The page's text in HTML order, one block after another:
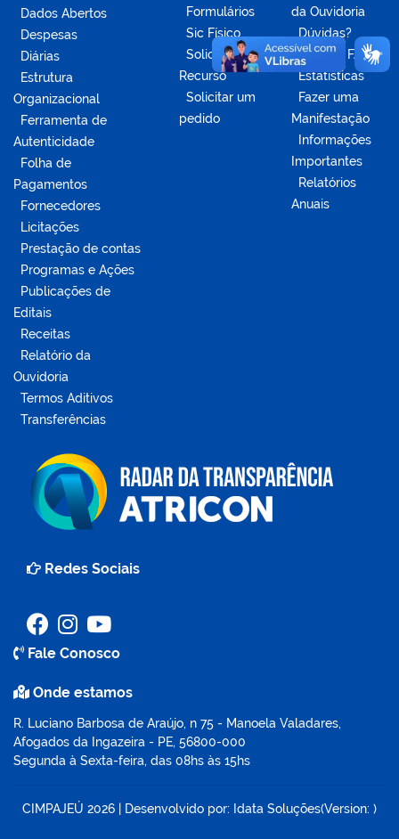
Dados Abertos
Despesas
Diárias
Estrutura
Organizacional
Ferramenta de
Autenticidade
Folha de
Pagamentos
Fornecedores
Licitações
Prestação de contas
Programas e Ações
Publicações de
Editais
Receitas
Relatório da
Ouvidoria
Termos Aditivos
Transferências
Formulários
Sic Físico
Solicitar
Recurso
Solicitar um
pedido
da Ouvidoria
Dúvidas?
Acesse o FAQ
Estatísticas
Fazer uma
Manifestação
Informações
Importantes
Relatórios
Anuais
Redes Sociais
Fale Conosco
Onde estamos
R. Luciano Barbosa de Araújo, n 75 - Manoela Valadares,
Afogados da Ingazeira - PE, 56800-000
Segunda à Sexta-feira, das 08hs às 15hs
CIMPAJEÚ 2026 Desenvolvido por: Idata Soluções(Version: )